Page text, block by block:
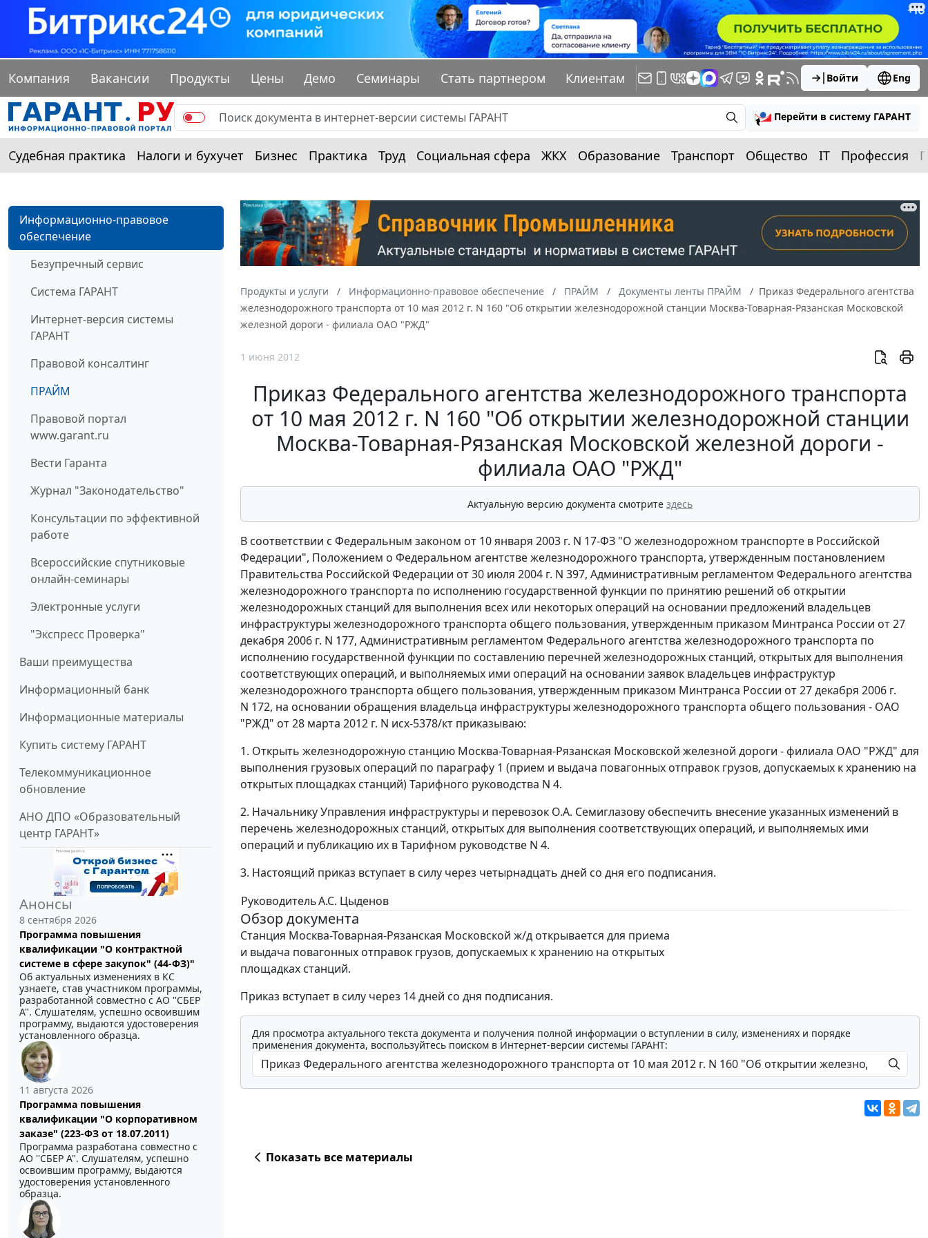
Компания Вакансии Продукты Цены Демо Семинары Стать партнером Клиентам Войти Eng
Перейти в систему ГАРАНТ
Судебная практика Налоги и бухучет Бизнес Практика Труд Социальная сфера ЖКХ Образование Транспорт Общество IT Профессия
Информационно-правовое
обеспечение
Безупречный сервис
Система ГАРАНТ
Интернет-версия системы
ГАРАНТ
Правовой консалтинг
ПРАЙМ
Правовой портал
www.garant.ru
Вести Гаранта
Журнал "Законодательство"
Консультации по эффективной
работе
Всероссийские спутниковые
онлайн-семинары
Электронные услуги
"Экспресс Проверка"
Ваши преимущества
Информационный банк
Информационные материалы
Купить систему ГАРАНТ
Телекоммуникационное
обновление
АНО ДПО «Образовательный
центр ГАРАНТ»
Анонсы
8 сентября 2026
Программа повышения
квалификации "О контрактной
системе в сфере закупок" (44-ФЗ)"
Об актуальных изменениях в КС
узнаете, став участником программы,
разработанной совместно с АО ''СБЕР
А". Слушателям, успешно освоившим
программу, выдаются удостоверения
установленного образца.
11 августа 2026
Программа повышения
квалификации "О корпоративном
заказе" (223-ФЗ от 18.07.2011)
Программа разработана совместно с
АО ''СБЕР А". Слушателям, успешно
освоившим программу, выдаются
удостоверения установленного
образца.
Продукты и услуги Информационно-правовое обеспечение ПРАЙМ Документы ленты ПРАЙМ
Приказ Федерального агентства
железнодорожного транспорта от 10 мая 2012 г. N 160 "Об открытии железнодорожной станции Москва-Товарная-Рязанская Московской
железной дороги - филиала ОАО "РЖД"
1 июня 2012
Приказ Федерального агентства железнодорожного транспорта
от 10 мая 2012 г. N 160 "Об открытии железнодорожной станции
Москва-Товарная-Рязанская Московской железной дороги -
филиала ОАО "РЖД"
Актуальную версию документа смотрите здесь
В соответствии с Федеральным законом от 10 января 2003 г. N 17-ФЗ "О железнодорожном транспорте в Российской
Федерации", Положением о Федеральном агентстве железнодорожного транспорта, утвержденным постановлением
Правительства Российской Федерации от 30 июля 2004 г. N 397, Административным регламентом Федерального агентства
железнодорожного транспорта по исполнению государственной функции по принятию решений об открытии
железнодорожных станций для выполнения всех или некоторых операций на основании предложений владельцев
инфраструктуры железнодорожного транспорта общего пользования, утвержденным приказом Минтранса России от 27
декабря 2006 г. N 177, Административным регламентом Федерального агентства железнодорожного транспорта по
исполнению государственной функции по составлению перечней железнодорожных станций, открытых для выполнения
соответствующих операций, и выполняемых ими операций на основании заявок владельцев инфраструктур
железнодорожного транспорта общего пользования, утвержденным приказом Минтранса России от 27 декабря 2006 г.
N 172, на основании обращения владельца инфраструктуры железнодорожного транспорта общего пользования - ОАО
"РЖД" от 28 марта 2012 г. N исх-5378/кт приказываю:
1. Открыть железнодорожную станцию Москва-Товарная-Рязанская Московской железной дороги - филиала ОАО "РЖД" для
выполнения грузовых операций по параграфу 1 (прием и выдача повагонных отправок грузов, допускаемых к хранению на
открытых площадках станций) Тарифного руководства N 4.
2. Начальнику Управления инфраструктуры и перевозок О.А. Семиглазову обеспечить внесение указанных изменений в
перечень железнодорожных станций, открытых для выполнения соответствующих операций, и выполняемых ими
операций и публикацию их в Тарифном руководстве N 4.
3. Настоящий приказ вступает в силу через четырнадцать дней со дня его подписания.
РуководительА.С. Цыденов
Обзор документа
Станция Москва-Товарная-Рязанская Московской ж/д открывается для приема
и выдача повагонных отправок грузов, допускаемых к хранению на открытых
площадках станций.
Приказ вступает в силу через 14 дней со дня подписания.
Для просмотра актуального текста документа и получения полной информации о вступлении в силу, изменениях и порядке
применения документа, воспользуйтесь поиском в Интернет-версии системы ГАРАНТ:
Показать все материалы